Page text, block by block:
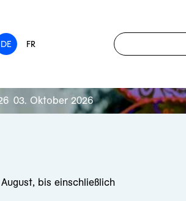
DE FR
03. Oktober 2026
bis einschließlich